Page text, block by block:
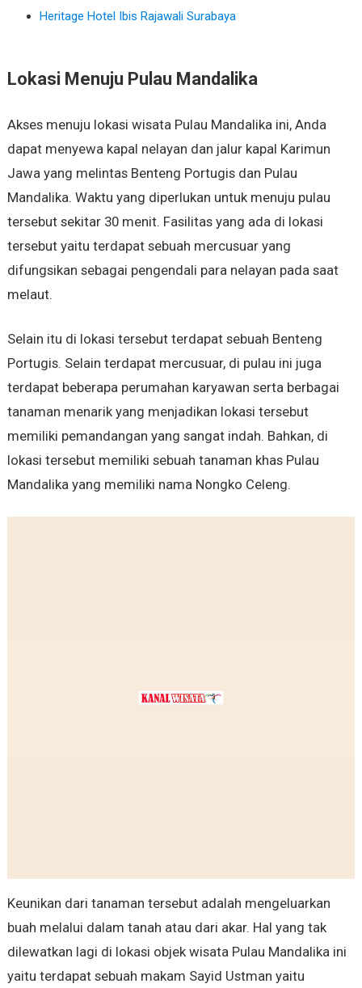
Heritage Hotel Ibis Rajawali Surabaya
Lokasi Menuju Pulau Mandalika
Akses menuju lokasi wisata Pulau Mandalika ini, Anda
dapat menyewa kapal nelayan dan jalur kapal Karimun
Jawa yang melintas Benteng Portugis dan Pulau
Mandalika. Waktu yang diperlukan untuk menuju pulau
tersebut sekitar 30 menit. Fasilitas yang ada di lokasi
tersebut yaitu terdapat sebuah mercusuar yang
difungsikan sebagai pengendali para nelayan pada saat
melaut.
Selain itu di lokasi tersebut terdapat sebuah Benteng
Portugis. Selain terdapat mercusuar, di pulau ini juga
terdapat beberapa perumahan karyawan serta berbagai
tanaman menarik yang menjadikan lokasi tersebut
memiliki pemandangan yang sangat indah. Bahkan, di
lokasi tersebut memiliki sebuah tanaman khas Pulau
Mandalika yang memiliki nama Nongko Celeng.
Keunikan dari tanaman tersebut adalah mengeluarkan
buah melalui dalam tanah atau dari akar. Hal yang tak
dilewatkan lagi di lokasi objek wisata Pulau Mandalika ini
yaitu terdapat sebuah makam Sayid Ustman yaitu